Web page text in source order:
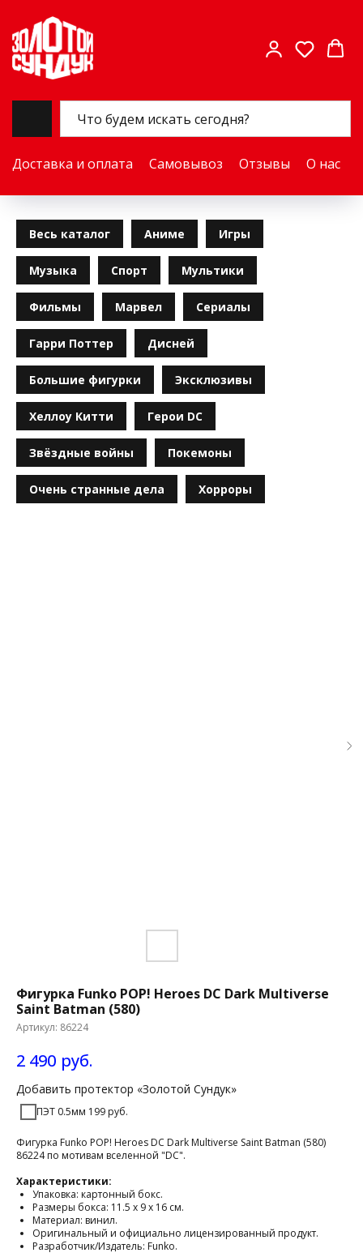
Доставка и оплата Самовывоз Отзывы О нас
Весь каталог Аниме Игры
Музыка Спорт Мультики
Фильмы Марвел Сериалы
Гарри Поттер Дисней
Большие фигурки Эксклюзивы
Хеллоу Китти Герои DC
Звёздные войны Покемоны
Очень странные дела Хорроры
Фигурка Funko POP! Heroes DC Dark Multiverse
Saint Batman (580)
Артикул: 86224
2 490 руб.
Добавить протектор «Золотой Сундук»
ПЭТ 0.5мм 199 руб.
Фигурка Funko POP! Heroes DC Dark Multiverse Saint Batman (580)
86224 по мотивам вселенной "DC".
Характеристики:
Упаковка: картонный бокс.
Размеры бокса: 11.5 х 9 х 16 см.
Материал: винил.
Оригинальный и официально лицензированный продукт.
Разработчик/Издатель: Funko.